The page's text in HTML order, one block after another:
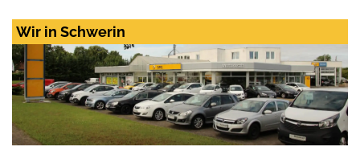
Wir in Schwerin